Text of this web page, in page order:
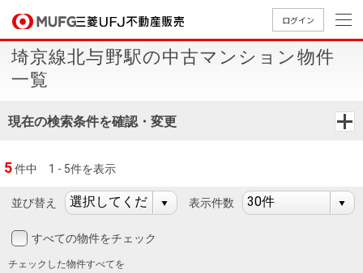
ログイン
買いたいTOP
中古
売りたいTOP
無
店舗案内TOP
店舗のご
会社情報TOP
ごあいさ
採用情報TOP
新卒採用
買いたい
売りたい
店舗案内
会社情報
採用情報
埼京線北与野駅の中古マンション物件
一覧
現在の検索条件を確認・変更
5件中 1 - 5件を表示
並び替え 表示件数
すべての物件をチェック
チェックした物件すべてを